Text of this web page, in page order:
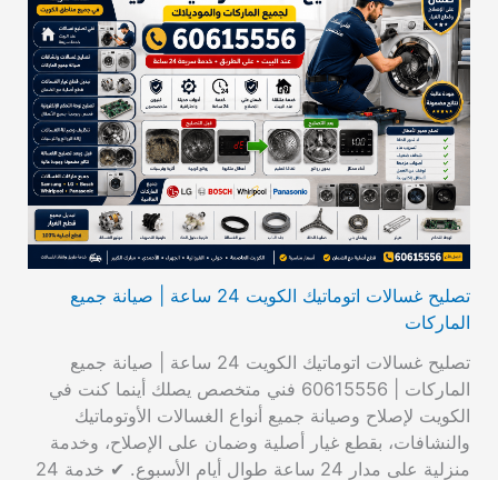
تصليح غسالات اتوماتيك الكويت 24 ساعة | صيانة جميع
الماركات
تصليح غسالات اتوماتيك الكويت 24 ساعة | صيانة جميع
الماركات | 60615556 فني متخصص يصلك أينما كنت في
الكويت لإصلاح وصيانة جميع أنواع الغسالات الأوتوماتيك
والنشافات، بقطع غيار أصلية وضمان على الإصلاح، وخدمة
منزلية على مدار 24 ساعة طوال أيام الأسبوع. ✔ خدمة 24